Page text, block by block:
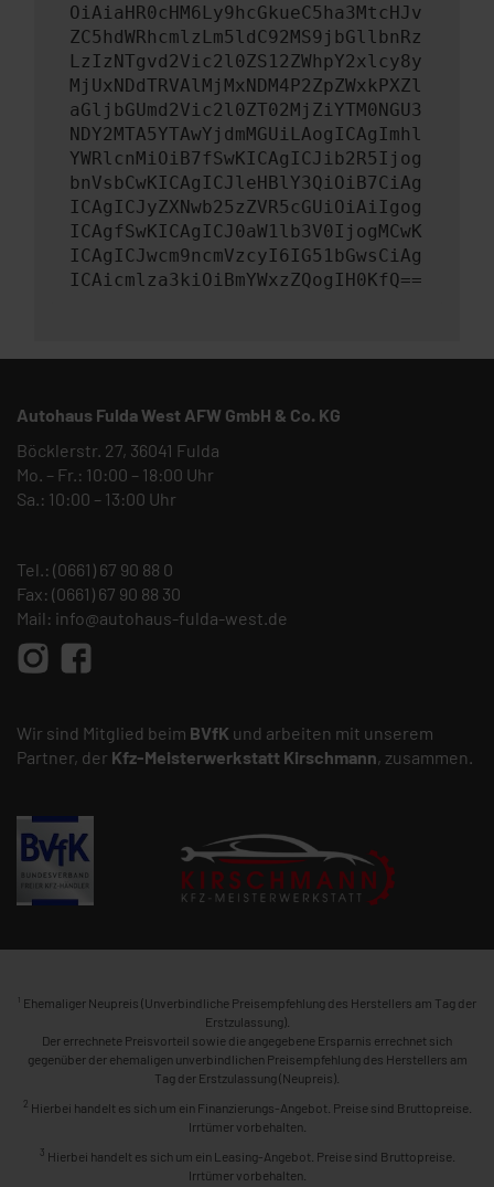
OiAiaHR0cHM6Ly9hcGkueC5ha3MtcHJv
ZC5hdWRhcmlzLm5ldC92MS9jbGllbnRz
LzIzNTgvd2Vic2l0ZS12ZWhpY2xlcy8y
MjUxNDdTRVAlMjMxNDM4P2ZpZWxkPXZl
aGljbGUmd2Vic2l0ZT02MjZiYTM0NGU3
NDY2MTA5YTAwYjdmMGUiLAogICAgImhl
YWRlcnMiOiB7fSwKICAgICJib2R5Ijog
bnVsbCwKICAgICJleHBlY3QiOiB7CiAg
ICAgICJyZXNwb25zZVR5cGUiOiAiIgog
ICAgfSwKICAgICJ0aW1lb3V0IjogMCwK
ICAgICJwcm9ncmVzcyI6IG51bGwsCiAg
ICAicmlza3kiOiBmYWxzZQogIH0KfQ==
Autohaus Fulda West AFW GmbH & Co. KG
Böcklerstr. 27, 36041 Fulda
Mo. – Fr.: 10:00 – 18:00 Uhr
Sa.: 10:00 – 13:00 Uhr
Tel.: (0661) 67 90 88 0
Fax: (0661) 67 90 88 30
Mail: info@autohaus-fulda-west.de
Wir sind Mitglied beim BVfK und arbeiten mit unserem
Partner, der Kfz-Meisterwerkstatt Kirschmann, zusammen.
1 Ehemaliger Neupreis (Unverbindliche Preisempfehlung des Herstellers am Tag der
Erstzulassung).
Der errechnete Preisvorteil sowie die angegebene Ersparnis errechnet sich
gegenüber der ehemaligen unverbindlichen Preisempfehlung des Herstellers am
Tag der Erstzulassung (Neupreis).
2 Hierbei handelt es sich um ein Finanzierungs-Angebot. Preise sind Bruttopreise.
Irrtümer vorbehalten.
3 Hierbei handelt es sich um ein Leasing-Angebot. Preise sind Bruttopreise.
Irrtümer vorbehalten.